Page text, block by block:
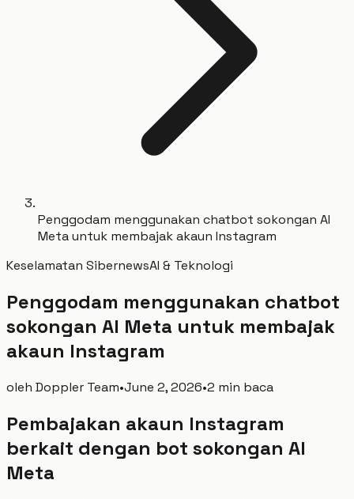
Penggodam menggunakan chatbot sokongan AI
Meta untuk membajak akaun Instagram
Keselamatan SibernewsAI & Teknologi
Penggodam menggunakan chatbot
sokongan AI Meta untuk membajak
akaun Instagram
oleh Doppler Team•June 2, 2026•2 min baca
Pembajakan akaun Instagram
berkait dengan bot sokongan AI
Meta